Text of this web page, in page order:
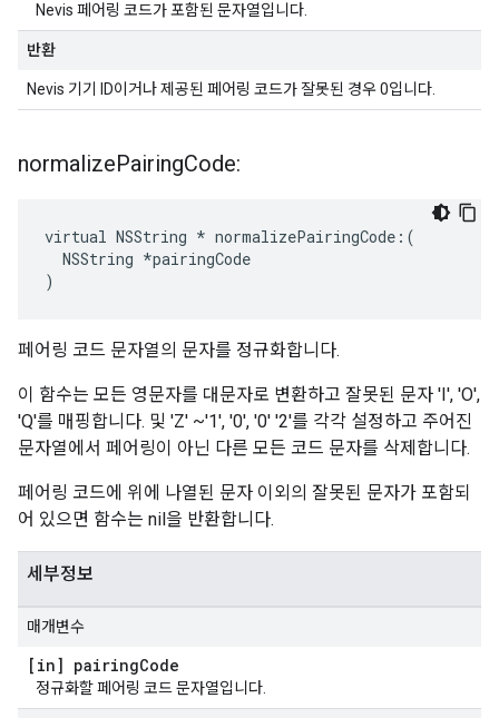
Nevis 페어링 코드가 포함된 문자열입니다.
반환
Nevis 기기 ID이거나 제공된 페어링 코드가 잘못된 경우 0입니다.
normalizePairingCode:
virtual NSString * normalizePairingCode:(
  NSString *pairingCode
)
페어링 코드 문자열의 문자를 정규화합니다.
이 함수는 모든 영문자를 대문자로 변환하고 잘못된 문자 'I', 'O',
'Q'를 매핑합니다. 및 'Z' ~'1', '0', '0' '2'를 각각 설정하고 주어진
문자열에서 페어링이 아닌 다른 모든 코드 문자를 삭제합니다.
페어링 코드에 위에 나열된 문자 이외의 잘못된 문자가 포함되
어 있으면 함수는 nil을 반환합니다.
세부정보
매개변수
[in] pairingCode
정규화할 페어링 코드 문자열입니다.